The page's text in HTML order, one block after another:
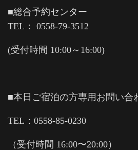
■総合予約センター
TEL： 0558-79-3512
(受付時間 10:00～16:00)
■本日ご宿泊の方専用お問い合
TEL：0558-85-0230
（受付時間 16:00〜20:00）